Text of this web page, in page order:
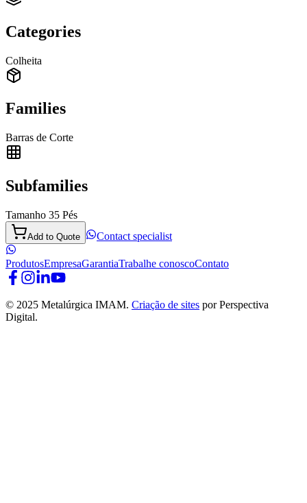
Categories
Colheita
Families
Barras de Corte
Subfamilies
Tamanho 35 Pés
Add to Quote Contact specialist
ProdutosEmpresaGarantiaTrabalhe conoscoContato
© 2025 Metalúrgica IMAM. Criação de sites por Perspectiva
Digital.